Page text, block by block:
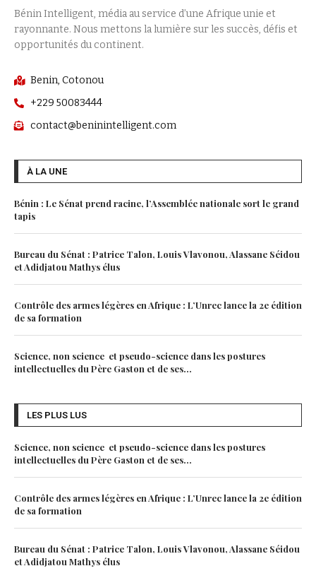
Bénin Intelligent, média au service d’une Afrique unie et
rayonnante. Nous mettons la lumière sur les succès, défis et
opportunités du continent.
Benin, Cotonou
+229 50083444
contact@beninintelligent.com
À LA UNE
Bénin : Le Sénat prend racine, l’Assemblée nationale sort le grand
tapis
Bureau du Sénat : Patrice Talon, Louis Vlavonou, Alassane Séidou
et Adidjatou Mathys élus
Contrôle des armes légères en Afrique : L’Unrec lance la 2e édition
de sa formation
Science, non science et pseudo-science dans les postures
intellectuelles du Père Gaston et de ses...
LES PLUS LUS
Science, non science et pseudo-science dans les postures
intellectuelles du Père Gaston et de ses...
Contrôle des armes légères en Afrique : L’Unrec lance la 2e édition
de sa formation
Bureau du Sénat : Patrice Talon, Louis Vlavonou, Alassane Séidou
et Adidjatou Mathys élus